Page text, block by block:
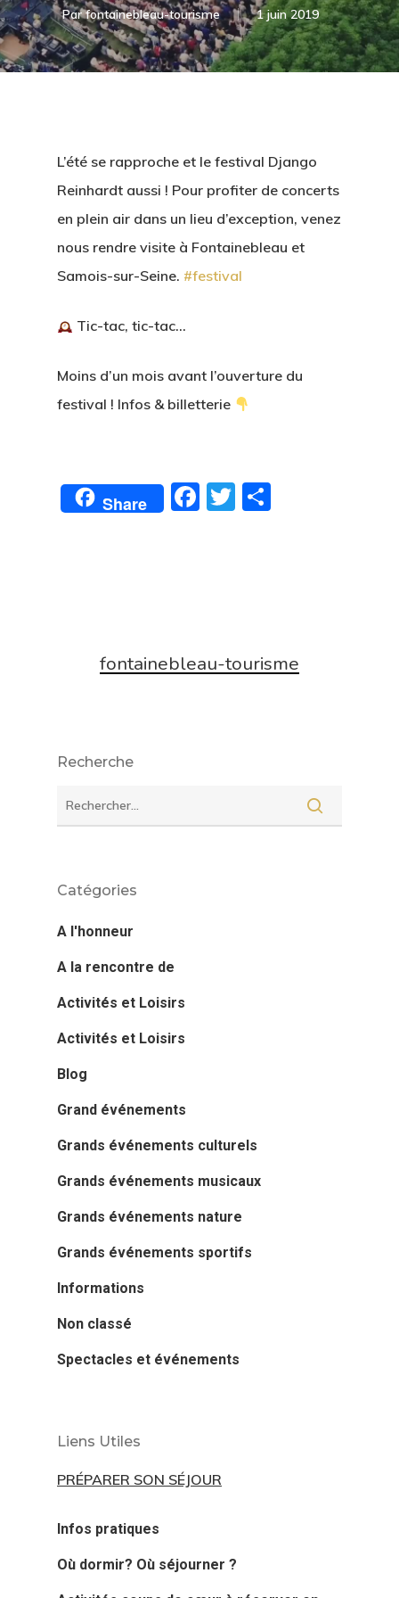
Par fontainebleau-tourisme 1 juin 2019
L’été se rapproche et le festival Django
Reinhardt aussi ! Pour profiter de concerts
en plein air dans un lieu d’exception, venez
nous rendre visite à Fontainebleau et
Samois-sur-Seine. #festival
Tic-tac, tic-tac…
Moins d’un mois avant l’ouverture du
festival ! Infos & billetterie
Share Facebook
Twitter
fontainebleau-tourisme
Recherche
Catégories
A l'honneur
A la rencontre de
Activités et Loisirs
Activités et Loisirs
Blog
Grand événements
Grands événements culturels
Grands événements musicaux
Grands événements nature
Grands événements sportifs
Informations
Non classé
Spectacles et événements
Liens Utiles
PRÉPARER SON SÉJOUR
Infos pratiques
Où dormir? Où séjourner ?